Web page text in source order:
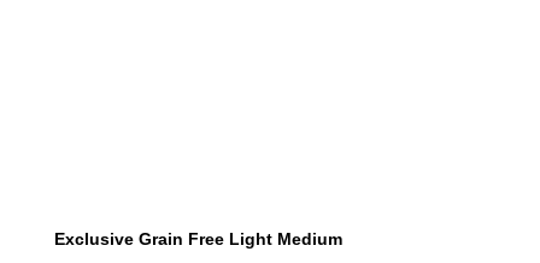
Exclusive Grain Free Light Medium